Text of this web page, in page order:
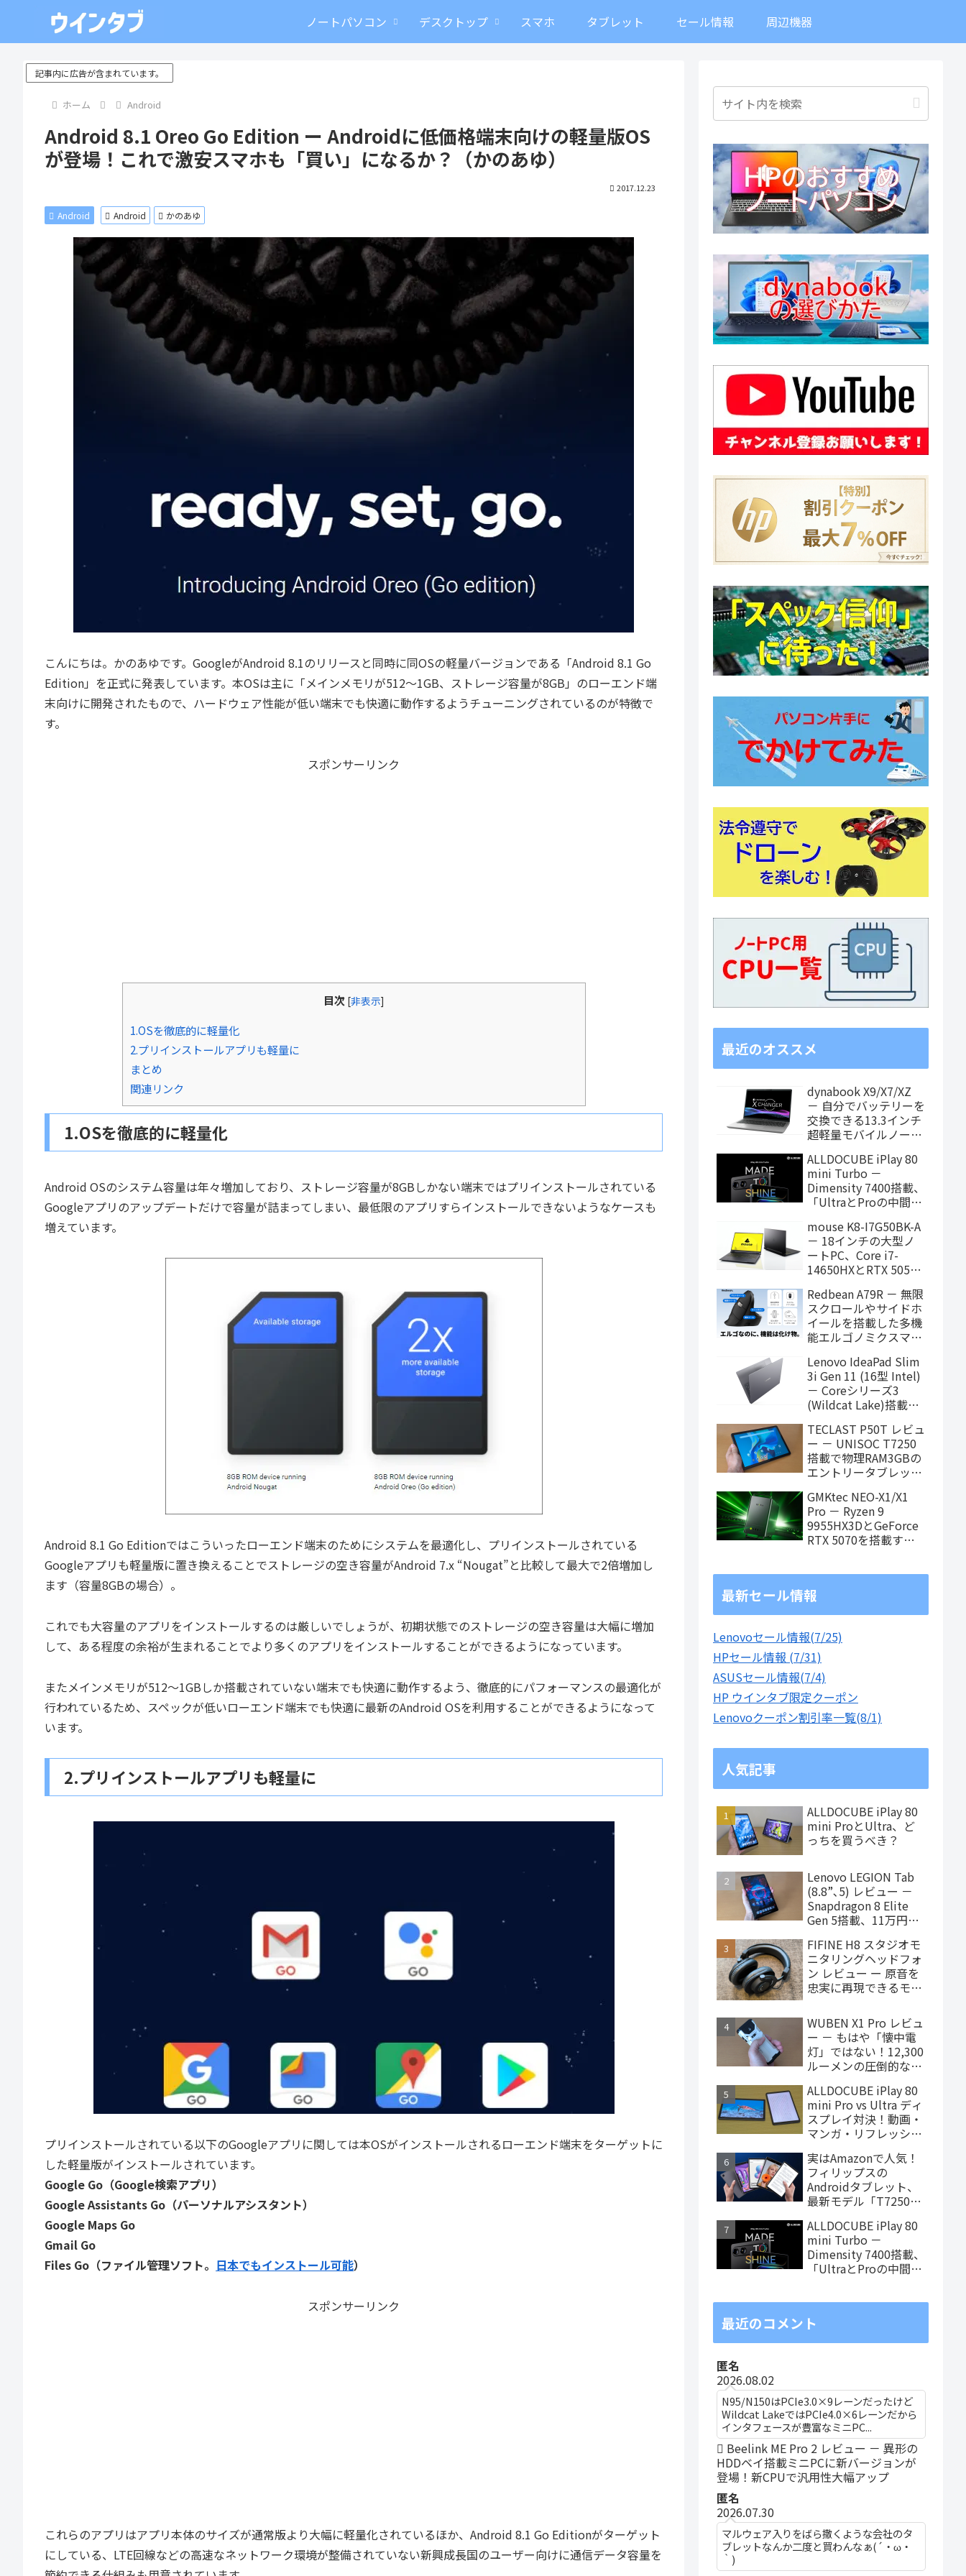
ノートパソコン デスクトップ スマホ タブレット セール情報 周辺機器
記事内に広告が含まれています。
ホーム Android
Android 8.1 Oreo Go Edition ー Androidに低価格端末向けの軽量版OS
が登場！これで激安スマホも「買い」になるか？（かのあゆ）
2017.12.23
Android Android かのあゆ
こんにちは。かのあゆです。GoogleがAndroid 8.1のリリースと同時に同OSの軽量バージョンである「Android 8.1 Go
Edition」を正式に発表しています。本OSは主に「メインメモリが512～1GB、ストレージ容量が8GB」のローエンド端
末向けに開発されたもので、ハードウェア性能が低い端末でも快適に動作するようチューニングされているのが特徴で
す。
スポンサーリンク
目次 [非表示]
1.OSを徹底的に軽量化
2.プリインストールアプリも軽量に
まとめ
関連リンク
1.OSを徹底的に軽量化
Android OSのシステム容量は年々増加しており、ストレージ容量が8GBしかない端末ではプリインストールされている
Googleアプリのアップデートだけで容量が詰まってしまい、最低限のアプリすらインストールできないようなケースも
増えています。
Android 8.1 Go Editionではこういったローエンド端末のためにシステムを最適化し、プリインストールされている
Googleアプリも軽量版に置き換えることでストレージの空き容量がAndroid 7.x “Nougat”と比較して最大で2倍増加し
ます（容量8GBの場合）。
これでも大容量のアプリをインストールするのは厳しいでしょうが、初期状態でのストレージの空き容量は大幅に増加
して、ある程度の余裕が生まれることでより多くのアプリをインストールすることができるようになっています。
またメインメモリが512～1GBしか搭載されていない端末でも快適に動作するよう、徹底的にパフォーマンスの最適化が
行われているため、スペックが低いローエンド端末でも快適に最新のAndroid OSを利用することができるようになって
います。
2.プリインストールアプリも軽量に
プリインストールされている以下のGoogleアプリに関しては本OSがインストールされるローエンド端末をターゲットに
した軽量版がインストールされています。
Google Go（Google検索アプリ）
Google Assistants Go（パーソナルアシスタント）
Google Maps Go
Gmail Go
Files Go（ファイル管理ソフト。 日本でもインストール可能）
スポンサーリンク
これらのアプリはアプリ本体のサイズが通常版より大幅に軽量化されているほか、Android 8.1 Go Editionがターゲット
にしている、LTE回線などの高速なネットワーク環境が整備されていない新興成長国のユーザー向けに通信データ容量を
最近のオススメ
dynabook X9/X7/XZ
－ 自分でバッテリーを
交換できる13.3インチ
超軽量モバイルノート
に！
ALLDOCUBE iPlay 80
mini Turbo －
Dimensity 7400搭載、
「UltraとProの中間ス
タブレット、発売記念
価格は29,999円！
mouse K8-I7G50BK-A
－ 18インチの大型ノ
ートPC、Core i7-
14650HXとRTX 5050
エイティブも快適にこ
なせます
Redbean A79R － 無限
スクロールやサイドホ
イールを搭載した多機
能エルゴノミクスマウ
ィング中
Lenovo IdeaPad Slim
3i Gen 11 (16型 Intel)
－ Coreシリーズ3
(Wildcat Lake)搭載の
ノート
TECLAST P50T レビュ
ー － UNISOC T7250
搭載で物理RAM3GBの
エントリータブレッ
らアリ
GMKtec NEO-X1/X1
Pro － Ryzen 9
9955HX3DとGeForce
RTX 5070を搭載する
最新セール情報
Lenovoセール情報(7/25)
HPセール情報 (7/31)
ASUSセール情報(7/4)
HP ウインタブ限定クーポン
Lenovoクーポン割引率一覧(8/1)
人気記事
ALLDOCUBE iPlay 80
mini ProとUltra、ど
っちを買うべき？
Lenovo LEGION Tab
(8.8”､5) レビュー －
Snapdragon 8 Elite
Gen 5搭載、11万円台
ゲーミングタブレット
FIFINE H8 スタジオモ
ニタリングヘッドフォ
ン レビュー ー 原音を
忠実に再現できるモニ
4,000円台で購入でき
ます
WUBEN X1 Pro レビュ
ー － もはや「懐中電
灯」ではない！12,300
ルーメンの圧倒的な輝
LEDライト
ALLDOCUBE iPlay 80
mini Pro vs Ultra ディ
スプレイ対決！動画・
マンガ・リフレッシュ
実はAmazonで人気！
フィリップスの
Androidタブレット、
最新モデル「T7250」
ALLDOCUBE iPlay 80
mini Turbo －
Dimensity 7400搭載、
「UltraとProの中間ス
最近のコメント
匿名
2026.08.02
N95/N150はPCIe3.0×9レーンだったけど
Wildcat LakeではPCIe4.0×6レーンだから
インタフェースが豊富なミニPC...
Beelink ME Pro 2 レビュー － 異形の
HDDベイ搭載ミニPCに新バージョンが
登場！新CPUで汎用性大幅アップ
匿名
2026.07.30
マルウェア入りをばら撒くような会社のタ
ブレットなんか二度と買わんなぁ(´・ω・
｀)